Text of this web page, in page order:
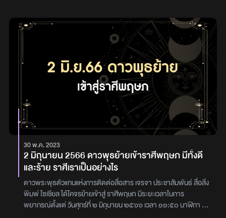
30 พ.ค. 2023
2 มิถุนายน 2566 ดาวพุธย้ายเข้าราศีพฤษภ มีทั้งดี
และร้าย ราศีเราเป็นอย่างไร
ดาวพระพุธตัวแทนแห่งการติดต่อสื่อสาร เจรจา ประชาสัมพันธ์ สื่อสิ่ง
พิมพ์ โซเชียล ได้โคจรย้ายเข้าสู่ ราศีพฤษภ มีระยะเวลาในการ
พยากรณ์ตั้งแต่ วันศุกร์ที่ ๒ มิถุนายน ๒๕๖๖ เวลา ๑๑:๕๐ นาฬิกา ส่ง